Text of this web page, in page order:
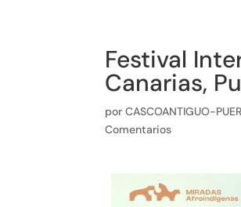
Festival
Canarias,
porCASCOANTIGUO-
Comentarios